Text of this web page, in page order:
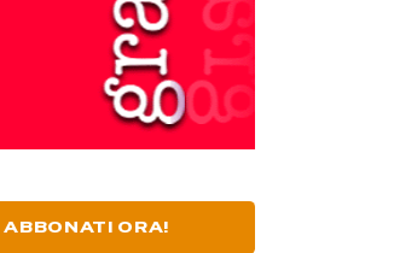
ABBONATI ORA!